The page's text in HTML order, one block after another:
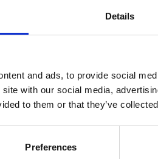
Details
and ads, to provide social
with our social media,
to them or that they’ve
Preferences